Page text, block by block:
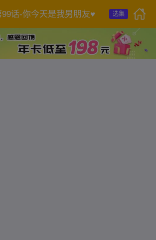
99话-你今天是我男朋友♥ 选集